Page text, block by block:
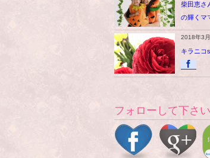
柴田恵さ
の輝くマ
2018年3
キラニコ
フォローして下さい